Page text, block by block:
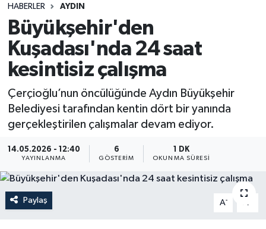
HABERLER AYDIN
Büyükşehir'den
Kuşadası'nda 24 saat
kesintisiz çalışma
Çerçioğlu’nun öncülüğünde Aydın Büyükşehir
Belediyesi tarafından kentin dört bir yanında
gerçekleştirilen çalışmalar devam ediyor.
14.05.2026 - 12:40
YAYINLANMA
6
GÖSTERIM
1 DK
OKUNMA SÜRESI
Paylaş A- A